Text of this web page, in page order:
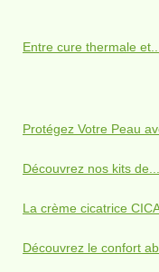
Entre cure thermale
Protégez Votre Peau
Découvrez nos kits de...
La crème cicatrice
Découvrez le confort